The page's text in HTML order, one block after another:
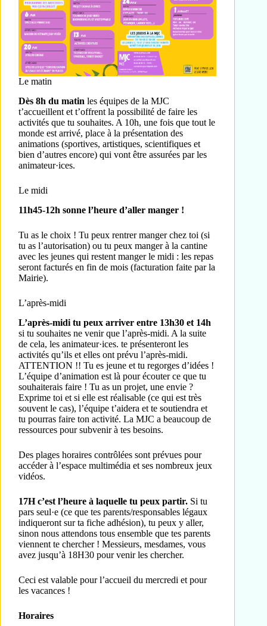
Le matin
Dès 8h du matin les équipes de la MJC
t’accueillent et t’offrent la possibilité de faire les
activités que tu souhaites. A 10h, une fois que tout le
monde est arrivé, place à la présentation des
animations (sportives, artistiques, scientifiques et
bien d’autres encore) qui vont être assurées par les
animateur·ices.
Le midi
11h45-12h sonne l’heure d’aller manger !
Tu as le choix ! Tu peux rentrer manger chez toi (si
tu as l’autorisation) ou tu peux manger à la cantine
avec les jeunes qui restent manger le midi : les repas
seront facturés en fin de mois (facturation faite par la
Mairie).
L’après-midi
L’après-midi tu peux arriver entre 13h30 et 14h
si tu souhaites ne venir que l’après-midi. A la suite
de cela, les animateur·ices. te présenteront les
activités qu’ils et elles ont prévu l’après-midi.
ATTENTION !! Tu es jeune et tu regorges d’idées !
L’équipe d’animation est là pour écouter ce que tu
souhaiterais faire ! Tu as un projet, une envie ?
Exprime toi et si elle est réalisable (ce qui est très
souvent le cas), l’équipe t’aidera et te soutiendra et
tu pourras faire ton activité. La MJC a beaucoup de
ressources pour subvenir à tes besoins.
Des plages horaires contrôlées sont prévues pour
accéder à l’espace multimédia et ses nombreux jeux
vidéos.
17H c’est l’heure à laquelle tu peux partir. Si tu
pars seul·e (ce que tes parents/responsables légaux
indiqueront sur ta fiche adhésion), tu peux y aller,
sinon nous attendons tous ensemble que tes parents
viennent te chercher ! Messieurs, mesdames, vous
avez jusqu’à 18H30 pour venir les chercher.
Ceci est valable pour l’accueil du mercredi et pour
les vacances !
Horaires